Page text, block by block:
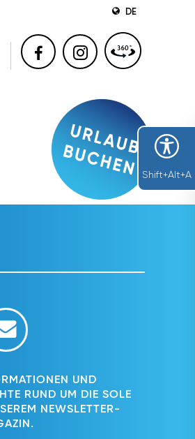
DE
UND
RUND UM DIE SOLE
NEWSLETTER-
Shift+Alt+A